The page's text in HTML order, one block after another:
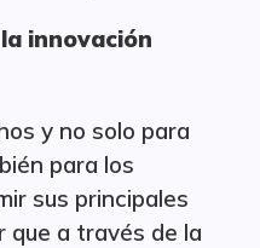
innovación
y no solo para
para los
sus principales
que a través de la